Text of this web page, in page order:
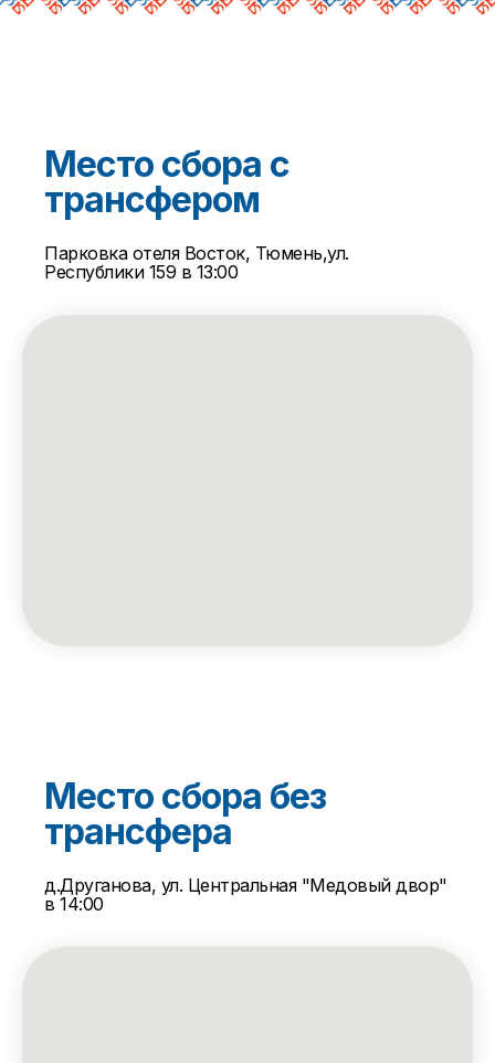
Место сбора с
трансфером
Парковка отеля Восток, Тюмень,ул.
Республики 159 в 13:00
Место сбора без
трансфера
д.Друганова, ул. Центральная "Медовый двор"
в 14:00